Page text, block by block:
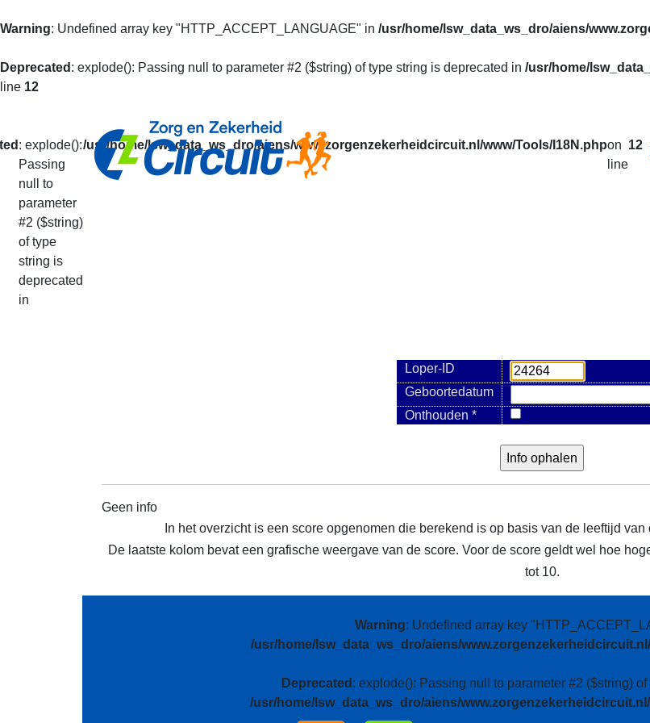
Warning: Undefined array key "HTTP_ACCEPT_LANGUAGE" in /usr/home/lsw_data_ws_dro/aiens/
Deprecated : explode(): Passing null to parameter #2 ($string) of type string is deprecated in /usr/home/
line 12
: explode():
Passing
null to
parameter
#2 ($string)
of type
string is
deprecated
in
/usr/home/lsw_data_ws_dro/aiens/www.zorgenzekerheidcircuit.nl/www/Tools/I18N.phpon
line
12
Loper-ID
Geboortedatum
Onthouden *
Geen info
In het overzicht is een score opgenomen die berekend is op basis van de leeftijd
De laatste kolom bevat een grafische weergave van de score. Voor de score geldt wel hoe
tot 10.
Warning: Undefined array key
/usr/home/lsw_data_ws_dro/aiens/
Deprecated : explode(): Passing null to parameter #2 ($string)
/usr/home/lsw_data_ws_dro/aiens/